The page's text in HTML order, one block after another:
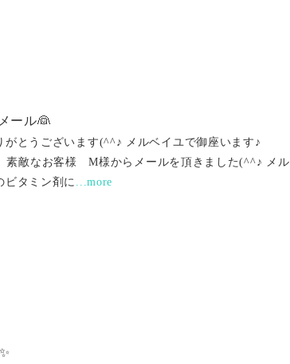
ール👰
がとうございます(^^♪ メルベイユで御座います♪
敵なお客様 M様からメールを頂きました(^^♪ メル
ビタミン剤に...more